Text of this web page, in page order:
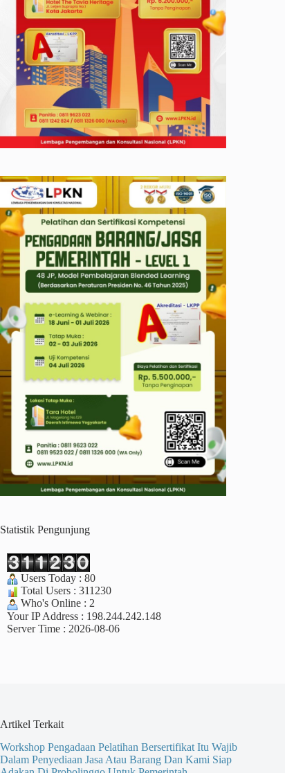
Statistik Pengunjung
Users Today : 80
Total Users : 311230
Who's Online : 2
Your IP Address : 198.244.242.148
Server Time : 2026-08-06
Artikel Terkait
Workshop Pengadaan Pelatihan Bersertifikat Itu Wajib
Dalam Penyediaan Jasa Atau Barang Dan Kami Siap